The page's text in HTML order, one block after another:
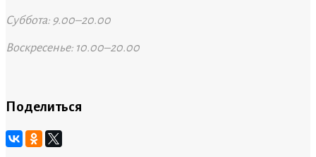
Суббота: 9.00–20.00
Воскресенье: 10.00–20.00
Поделиться